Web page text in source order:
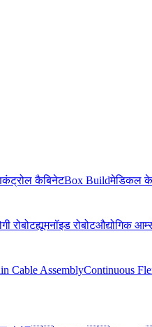
कंट्रोल कैबिनेटBox Buildमेडिकल
रोबोटह्यूमनॉइड रोबोटऔद्योगिक
Cable AssemblyContinuous